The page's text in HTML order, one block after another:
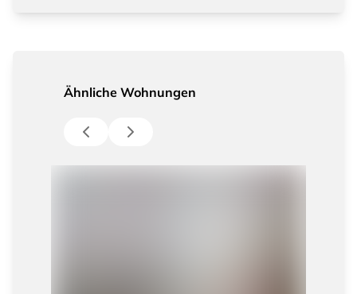
Ähnliche Wohnungen